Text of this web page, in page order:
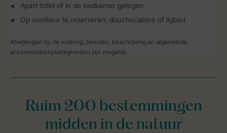
Apart toilet of in de badkamer gelegen
Op voorkeur te reserveren: douchecabine of ligbad
Afwijkingen bij de indeling, beelden, beschrijving en afgebeelde
accommodatieplattegronden zijn mogelijk.
Ruim 200 bestemmingen
midden in de natuur